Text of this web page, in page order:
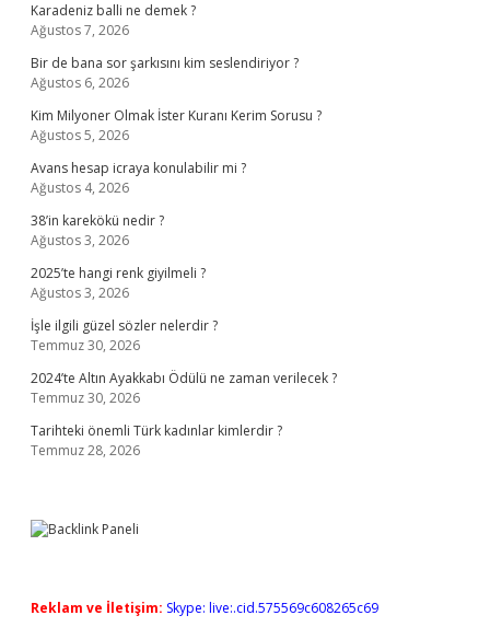
Karadeniz balli ne demek ?
Ağustos 7, 2026
Bir de bana sor şarkısını kim seslendiriyor ?
Ağustos 6, 2026
Kim Milyoner Olmak İster Kuranı Kerim Sorusu ?
Ağustos 5, 2026
Avans hesap icraya konulabilir mi ?
Ağustos 4, 2026
38’in karekökü nedir ?
Ağustos 3, 2026
2025’te hangi renk giyilmeli ?
Ağustos 3, 2026
İşle ilgili güzel sözler nelerdir ?
Temmuz 30, 2026
2024’te Altın Ayakkabı Ödülü ne zaman verilecek ?
Temmuz 30, 2026
Tarihteki önemli Türk kadınlar kimlerdir ?
Temmuz 28, 2026
Reklam ve İletişim: Skype: live:.cid.575569c608265c69